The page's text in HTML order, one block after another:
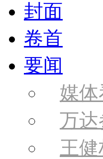
封面
卷首
要闻
媒
万达
王